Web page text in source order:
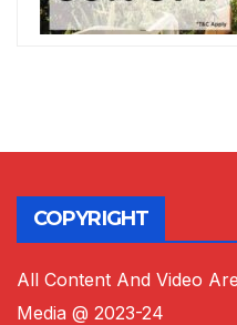
COPYRIGHT
All Content And Video
Media @ 2023-24